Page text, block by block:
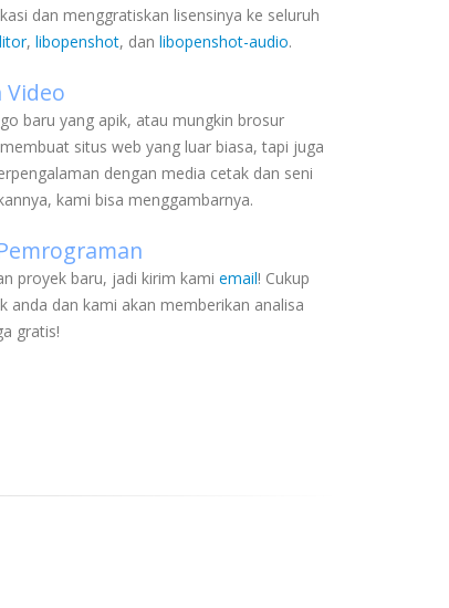
dan menggratiskan lisensinya ke seluruh
, libopenshot, dan libopenshot-audio.
Video
baru yang apik, atau mungkin brosur
situs web yang luar biasa, tapi juga
dengan media cetak dan seni
kami bisa menggambarnya.
proyek baru, jadi kirim kami email! Cukup
anda dan kami akan memberikan analisa
gratis!